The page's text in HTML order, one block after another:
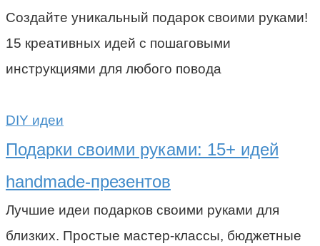
Создайте уникальный подарок своими руками!
15 креативных идей с пошаговыми
инструкциями для любого повода
DIY идеи
Подарки своими руками: 15+ идей
handmade-презентов
Лучшие идеи подарков своими руками для
близких. Простые мастер-классы, бюджетные